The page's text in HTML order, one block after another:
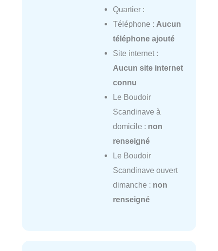
Quartier :
Téléphone : Aucun
téléphone ajouté
Site internet :
Aucun site internet
connu
Le Boudoir
Scandinave à
domicile : non
renseigné
Le Boudoir
Scandinave ouvert
dimanche : non
renseigné